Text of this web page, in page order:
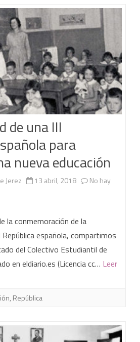
de una III
para
nueva educación
Jerez 13 abril, 2018
No hay
la conmemoración de la
española, compartimos
del Colectivo Estudiantil de
en eldiario.es (Licencia cc… Leer
, República